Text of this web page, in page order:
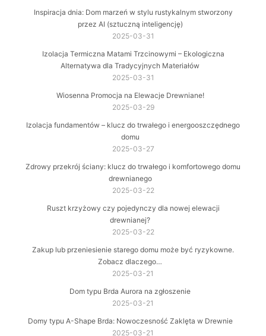
Inspiracja dnia: Dom marzeń w stylu rustykalnym stworzony
przez AI (sztuczną inteligencję)
2025-03-31
Izolacja Termiczna Matami Trzcinowymi – Ekologiczna
Alternatywa dla Tradycyjnych Materiałów
2025-03-31
Wiosenna Promocja na Elewacje Drewniane!
2025-03-29
Izolacja fundamentów – klucz do trwałego i energooszczędnego
domu
2025-03-27
Zdrowy przekrój ściany: klucz do trwałego i komfortowego domu
drewnianego
2025-03-22
Ruszt krzyżowy czy pojedynczy dla nowej elewacji
drewnianej?
2025-03-22
Zakup lub przeniesienie starego domu może być ryzykowne.
Zobacz dlaczego…
2025-03-21
Dom typu Brda Aurora na zgłoszenie
2025-03-21
Domy typu A-Shape Brda: Nowoczesność Zaklęta w Drewnie
2025-03-21